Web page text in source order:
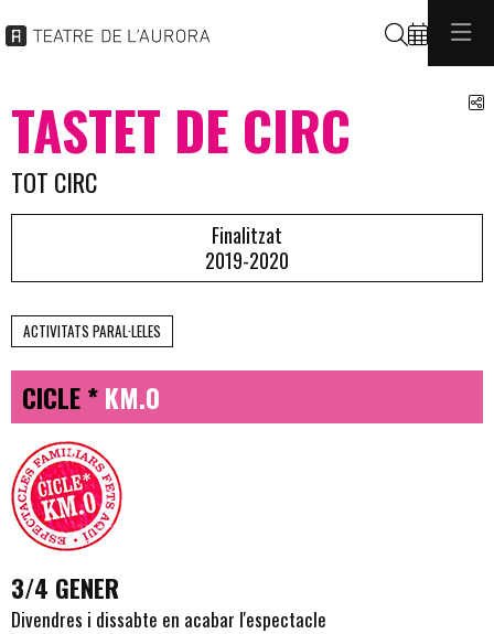
Cerca
TASTET DE CIRC
TOT CIRC
Finalitzat
2019-2020
ACTIVITATS PARAL·LELES
CICLE *KM.0
3/4 GENER
Divendres i dissabte en acabar l'espectacle